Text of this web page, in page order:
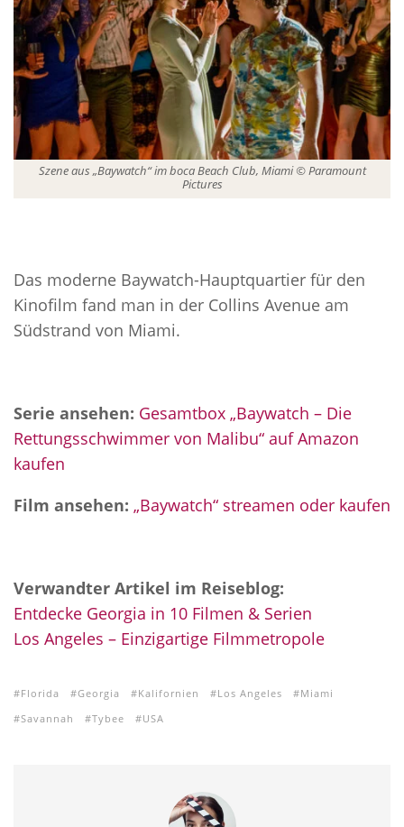
Szene aus „Baywatch“ im boca Beach Club, Miami © Paramount
Pictures
Das moderne Baywatch-Hauptquartier für den
Kinofilm fand man in der Collins Avenue am
Südstrand von Miami.
Serie ansehen: Gesamtbox „Baywatch – Die
Rettungsschwimmer von Malibu“ auf Amazon
kaufen
Film ansehen: „Baywatch“ streamen oder kaufen
Verwandter Artikel im Reiseblog:
Entdecke Georgia in 10 Filmen & Serien
Los Angeles – Einzigartige Filmmetropole
Florida Georgia Kalifornien Los Angeles
Miami
Savannah
Tybee USA